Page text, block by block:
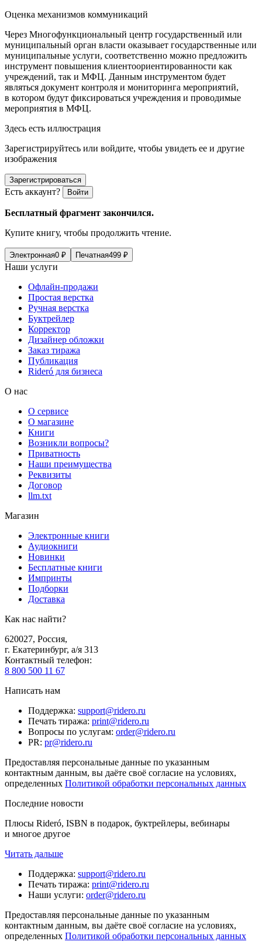
Оценка механизмов коммуникаций
Через Многофункциональный центр государственный или
муниципальный орган власти оказывает государственные или
муниципальные услуги, соответственно можно предложить
инструмент повышения клиентоориентированности как
учреждений, так и МФЦ. Данным инструментом будет
являться документ контроля и мониторинга мероприятий,
в котором будут фиксироваться учреждения и проводимые
мероприятия в МФЦ.
Здесь есть иллюстрация
Зарегистрируйтесь или войдите, чтобы увидеть ее и другие
изображения
Зарегистрироваться
Есть аккаунт? Войти
Бесплатный фрагмент закончился.
Купите книгу, чтобы продолжить чтение.
Электронная0 ₽ Печатная499 ₽
Наши услуги
Офлайн-продажи
Простая верстка
Ручная верстка
Буктрейлер
Корректор
Дизайнер обложки
Заказ тиража
Публикация
Rideró для бизнеса
О нас
О сервисе
О магазине
Книги
Возникли вопросы?
Приватность
Наши преимущества
Реквизиты
Договор
llm.txt
Магазин
Электронные книги
Аудиокниги
Новинки
Бесплатные книги
Импринты
Подборки
Доставка
Как нас найти?
620027, Россия,
г. Екатеринбург, а/я 313
Контактный телефон:
8 800 500 11 67
Написать нам
Поддержка: support@ridero.ru
Печать тиража: print@ridero.ru
Вопросы по услугам: order@ridero.ru
PR: pr@ridero.ru
Предоставляя персональные данные по указанным
контактным данным, вы даёте своё согласие на условиях,
определенных Политикой обработки персональных данных
Последние новости
Плюсы Rideró, ISBN в подарок, буктрейлеры, вебинары
и многое другое
Читать дальше
Поддержка: support@ridero.ru
Печать тиража: print@ridero.ru
Наши услуги: order@ridero.ru
Предоставляя персональные данные по указанным
контактным данным, вы даёте своё согласие на условиях,
определенных Политикой обработки персональных данных